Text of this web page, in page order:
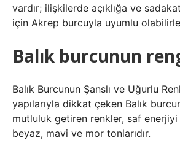
vardır; ilişkilerde açıklığa ve
için Akrep burcuyla uyumlu
Balık burcunun
Balık Burcunun Şanslı ve Uğurlu
yapılarıyla dikkat çeken Balık
mutluluk getiren renkler, saf
beyaz, mavi ve mor tonlarıdır.